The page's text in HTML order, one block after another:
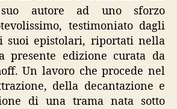
autore ad uno sforzo
testimoniato dagli
suoi epistolari, riportati nella
presente edizione curata da
Un lavoro che procede nel
della decantazione e
di una trama nata sotto